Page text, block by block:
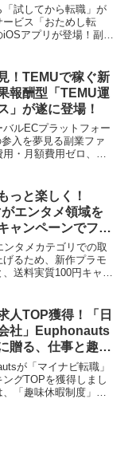
試してから転職」が
ビス「おためし転
アプリが登場！副業
働き推し」が、もっ
よ！
！TEMUで稼ぐ新
報酬型「TEMU運
」が遂に登場！
ルECプラットフォー
入を夢見る副業ファ
・月額費用ゼロ、売
式会社から提供開始
を抑えてグローバル
ャンスを掴みましょ
っと楽しく！
エンタメ領域を
ャンペーンでファ
ンタメカテゴリでの取
るため、新作プラモ
送料実質100円キャン
けします。
人TOP獲得！「日
社」Euphonauts
贈る、仕事と趣味
代の働き方
が「マイナビ転職」
グTOPを獲得しまし
「趣味休暇制度」や